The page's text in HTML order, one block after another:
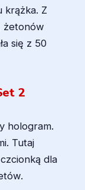
krążka. Z
żetonów
się z 50
2
hologram.
Tutaj
dla